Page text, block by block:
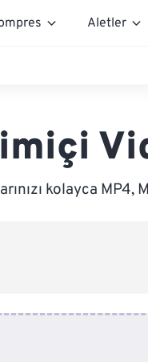
Aletler
kolayca MP4,